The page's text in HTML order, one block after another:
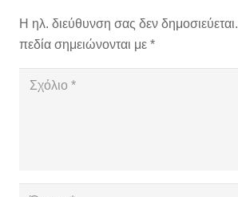
Η ηλ. διεύθυνση σας δεν δημοσιεύεται.
πεδία σημειώνονται με *